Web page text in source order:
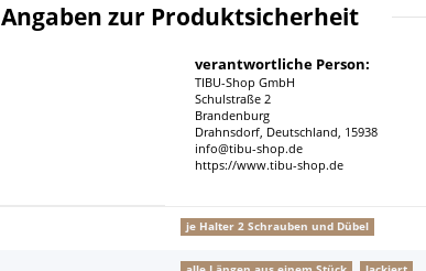
Angaben zur Produktsicherheit
verantwortliche Person:
TIBU-Shop GmbH
Schulstraße 2
Brandenburg
Drahnsdorf, Deutschland, 15938
info@tibu-shop.de
https://www.tibu-shop.de
je Halter 2 Schrauben und Dübel